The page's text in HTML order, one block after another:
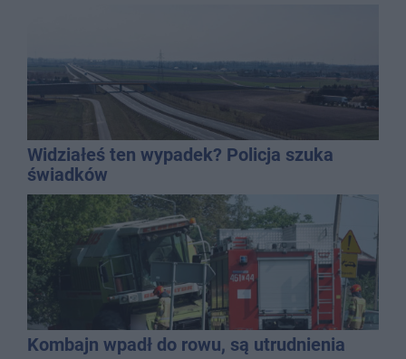
Widziałeś ten wypadek? Policja szuka
świadków
Kombajn wpadł do rowu, są utrudnienia